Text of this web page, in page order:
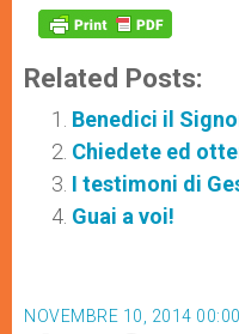
Related Posts:
Benedici il
Chiedete ed
I testimoni di
Guai a voi!
NOVEMBRE 10, 2014 00:00